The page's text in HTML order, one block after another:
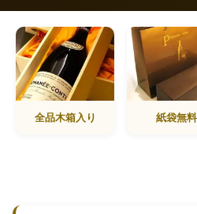
全品木箱入り 紙袋無料